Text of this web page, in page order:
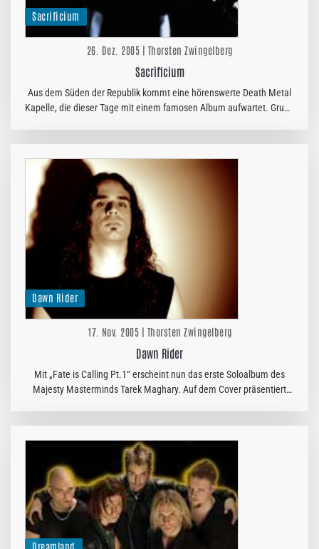
Sacrificium
26. Dez. 2005 | Thorsten Zwingelberg
Sacrificium
Aus dem Süden der Republik kommt eine hörenswerte Death Metal
Kapelle, die dieser Tage mit einem famosen Album aufwartet. Grund
Dawn Rider
17. Nov. 2005 | Thorsten Zwingelberg
Dawn Rider
Mit „Fate is Calling Pt.1“ erscheint nun das erste Soloalbum des
Majesty Masterminds Tarek Maghary. Auf dem Cover präsentiert